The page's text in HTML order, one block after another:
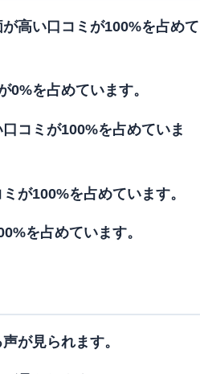
高い口コミが100%を占めて
を占めています。
コミが100%を占めていま
が100%を占めています。
を占めています。
が見られます。